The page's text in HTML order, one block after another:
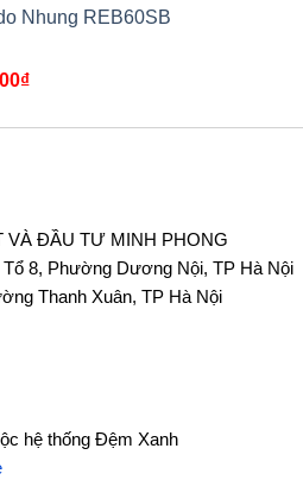
Nhung REB60SB
₫
VÀ ĐẦU TƯ MINH PHONG
8, Phường Dương Nội, TP Hà Nội
Thanh Xuân, TP Hà Nội
hệ thống Đệm Xanh